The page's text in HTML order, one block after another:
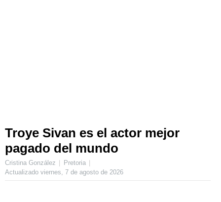
Troye Sivan es el actor mejor
pagado del mundo
Cristina González
Pretoria
Actualizado viernes, 7 de agosto de 2026